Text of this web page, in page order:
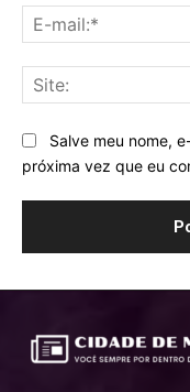
Salve meu nome,
próxima vez que eu